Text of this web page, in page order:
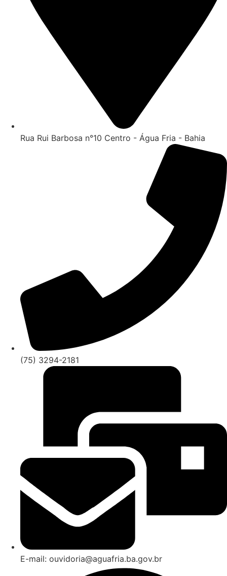
Rua Rui Barbosa n°10 Centro - Água Fria - Bahia
(75) 3294-2181
E-mail: ouvidoria@aguafria.ba.gov.br